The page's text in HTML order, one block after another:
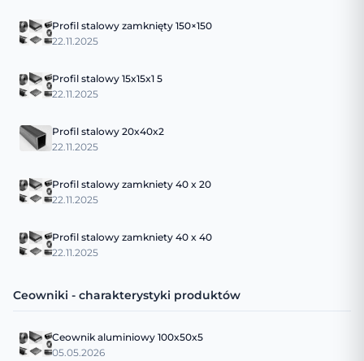
Profil stalowy zamknięty 150×150
22.11.2025
Profil stalowy 15x15x1 5
22.11.2025
Profil stalowy 20x40x2
22.11.2025
Profil stalowy zamkniety 40 x 20
22.11.2025
Profil stalowy zamkniety 40 x 40
22.11.2025
Ceowniki - charakterystyki produktów
Ceownik aluminiowy 100x50x5
05.05.2026